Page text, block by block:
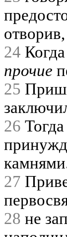
24
прочие
25
26
27
28 не